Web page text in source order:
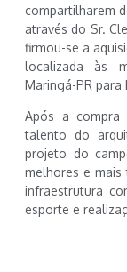
compartilharem
através do Sr.
firmou-se a
localizada às
Maringá-PR para
Após a
talento do
projeto do
melhores e mais
infraestrutura
esporte e